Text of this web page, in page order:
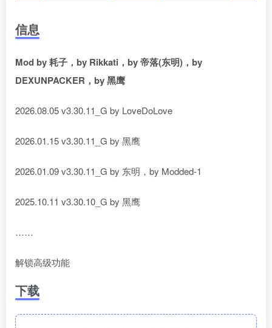
信息
Mod by 耗子，by Rikkati，by 帝落(东明)，by
DEXUNPACKER，by 黑鹰
2026.08.05 v3.30.11_G by LoveDoLove
2026.01.15 v3.30.11_G by 黑鹰
2026.01.09 v3.30.11_G by 东明，by Modded-1
2025.10.11 v3.30.10_G by 黑鹰
……
解锁高级功能
下载